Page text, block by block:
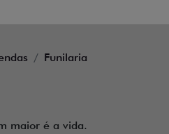
Funilaria
maior é a vida.